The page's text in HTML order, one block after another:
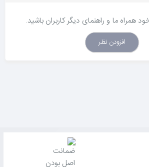
همراه ما و راهنمای دیگر کاربران باشید.
افزودن نظر